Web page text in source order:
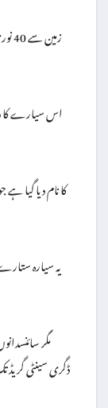
اس سیارے کا
ڈگری سینٹی